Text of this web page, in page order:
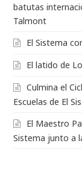
batutas
Talmont
El Sistema
El latido de
Culmina el
Escuelas de El
El Maestro
Sistema junto a